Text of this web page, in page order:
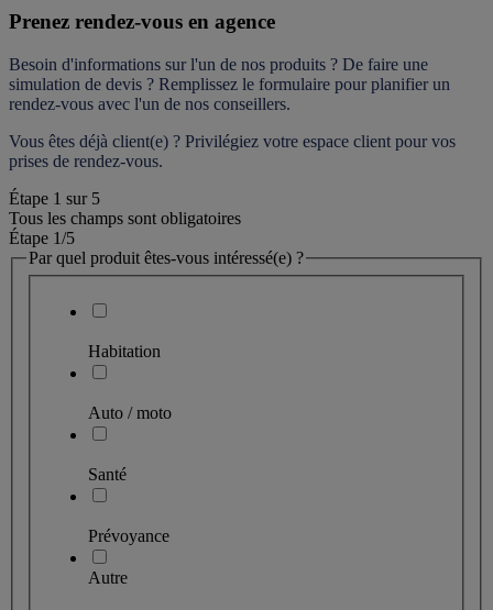
Prenez rendez-vous en agence
Besoin d'informations sur l'un de nos produits ? De faire une
simulation de devis ? Remplissez le formulaire pour planifier un
rendez-vous avec l'un de nos conseillers.
Vous êtes déjà client(e) ? Privilégiez votre espace client pour vos
prises de rendez-vous.
Étape 1 sur 5
Tous les champs sont obligatoires
Étape 1/5
Par quel produit êtes-vous intéressé(e) ?
Habitation
Auto / moto
Santé
Prévoyance
Autre